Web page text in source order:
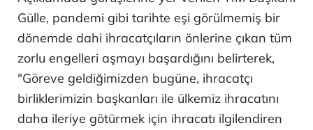
Gülle, pandemi gibi tarihte eşi görülmemiş bir
dönemde dahi ihracatçıların önlerine çıkan tüm
zorlu engelleri aşmayı başardığını belirterek,
"Göreve geldiğimizden bugüne, ihracatçı
birliklerimizin başkanları ile ülkemiz ihracatını
daha ileriye götürmek için ihracatı ilgilendiren